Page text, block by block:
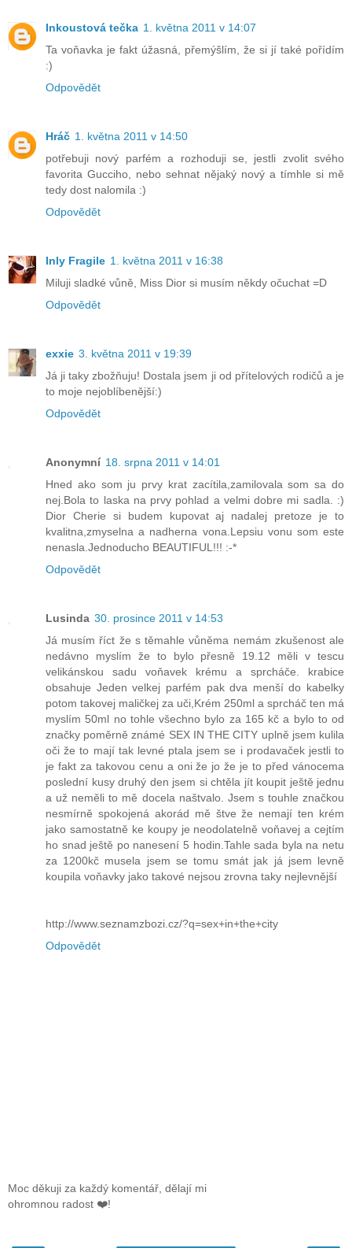
Inkoustová tečka 1. května 2011 v 14:07
Ta voňavka je fakt úžasná, přemýšlím, že si jí také pořídím
:)
Odpovědět
Hráč 1. května 2011 v 14:50
potřebuji nový parfém a rozhoduji se, jestli zvolit svého
favorita Gucciho, nebo sehnat nějaký nový a tímhle si mě
tedy dost nalomila :)
Odpovědět
Inly Fragile 1. května 2011 v 16:38
Miluji sladké vůně, Miss Dior si musím někdy očuchat =D
Odpovědět
exxie 3. května 2011 v 19:39
Já ji taky zbožňuju! Dostala jsem ji od přítelových rodičů a je
to moje nejoblíbenější:)
Odpovědět
Anonymní 18. srpna 2011 v 14:01
Hned ako som ju prvy krat zacítila,zamilovala som sa do
nej.Bola to laska na prvy pohlad a velmi dobre mi sadla. :)
Dior Cherie si budem kupovat aj nadalej pretoze je to
kvalitna,zmyselna a nadherna vona.Lepsiu vonu som este
nenasla.Jednoducho BEAUTIFUL!!! :-*
Odpovědět
Lusinda 30. prosince 2011 v 14:53
Já musím říct že s těmahle vůněma nemám zkušenost ale
nedávno myslím že to bylo přesně 19.12 měli v tescu
velikánskou sadu voňavek krému a sprcháče. krabice
obsahuje Jeden velkej parfém pak dva menší do kabelky
potom takovej maličkej za uči,Krém 250ml a sprcháč ten má
myslím 50ml no tohle všechno bylo za 165 kč a bylo to od
značky poměrně známé SEX IN THE CITY uplně jsem kulila
oči že to mají tak levné ptala jsem se i prodavaček jestli to
je fakt za takovou cenu a oni že jo že je to před vánocema
poslední kusy druhý den jsem si chtěla jít koupit ještě jednu
a už neměli to mě docela naštvalo. Jsem s touhle značkou
nesmírně spokojená akorád mě štve že nemají ten krém
jako samostatně ke koupy je neodolatelně voňavej a cejtím
ho snad ještě po nanesení 5 hodin.Tahle sada byla na netu
za 1200kč musela jsem se tomu smát jak já jsem levně
koupila voňavky jako takové nejsou zrovna taky nejlevnější
http://www.seznamzbozi.cz/?q=sex+in+the+city
Odpovědět
Moc děkuji za každý komentář, dělají mi
ohromnou radost ❤️!